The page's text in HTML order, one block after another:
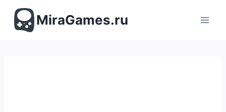
содержимомуMiraGames.ru